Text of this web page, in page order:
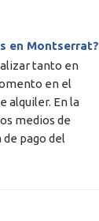
en Montserrat?
tanto en
en el
alquiler. En la
medios de
pago del